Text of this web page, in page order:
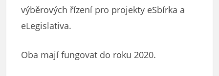
výběrových řízení pro projekty eSbírka a
eLegislativa.
Oba mají fungovat do roku 2020.